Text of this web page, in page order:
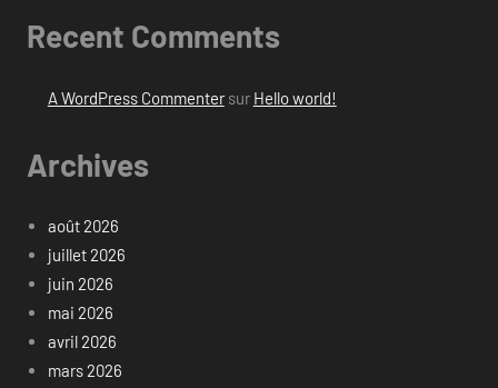
Recent Comments
A WordPress Commentersur Hello world!
Archives
août 2026
juillet 2026
juin 2026
mai 2026
avril 2026
mars 2026